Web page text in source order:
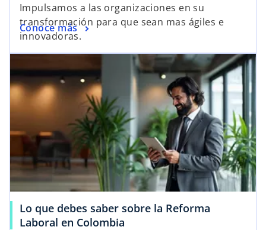
Impulsamos a las organizaciones en su
transformación para que sean mas ágiles e
innovadoras.
Conoce más
Lo que debes saber sobre la Reforma
Laboral en Colombia